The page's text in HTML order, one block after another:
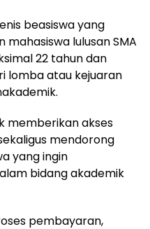
beasiswa yang
lulusan SMA
22 tahun dan
lomba atau kejuaran
memberikan akses
mendorong
yang ingin
bidang akademik
pembayaran,